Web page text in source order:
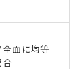
面に均等
合